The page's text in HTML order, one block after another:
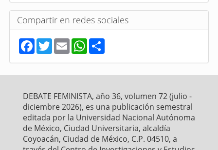
Compartir en redes sociales
F
a
c
e
b
k
T
w
t
t
E
m
a
i
l
W
h
a
t
s
p
S
h
r
e
DEBATE FEMINISTA, año 36, volumen 72 (julio -
diciembre 2026), es una publicación semestral
editada por la Universidad Nacional Autónoma
de México, Ciudad Universitaria, alcaldía
Coyoacán, Ciudad de México, C.P. 04510, a